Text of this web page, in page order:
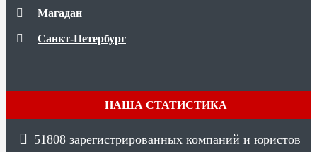
Магадан
Санкт-Петербург
НАША СТАТИСТИКА
51808 зарегистрированных компаний и юристов